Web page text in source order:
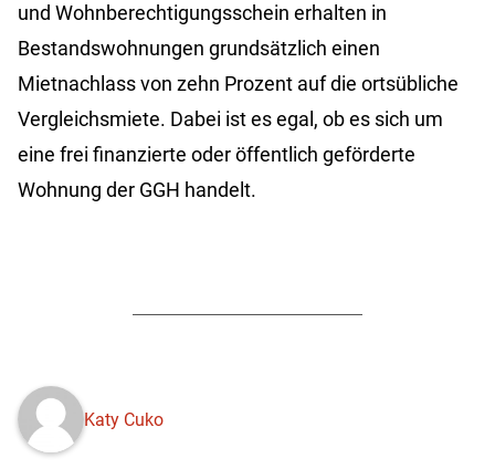
und Wohnberechtigungsschein erhalten in
Bestandswohnungen grundsätzlich einen
Mietnachlass von zehn Prozent auf die ortsübliche
Vergleichsmiete. Dabei ist es egal, ob es sich um
eine frei finanzierte oder öffentlich geförderte
Wohnung der GGH handelt.
Katy Cuko